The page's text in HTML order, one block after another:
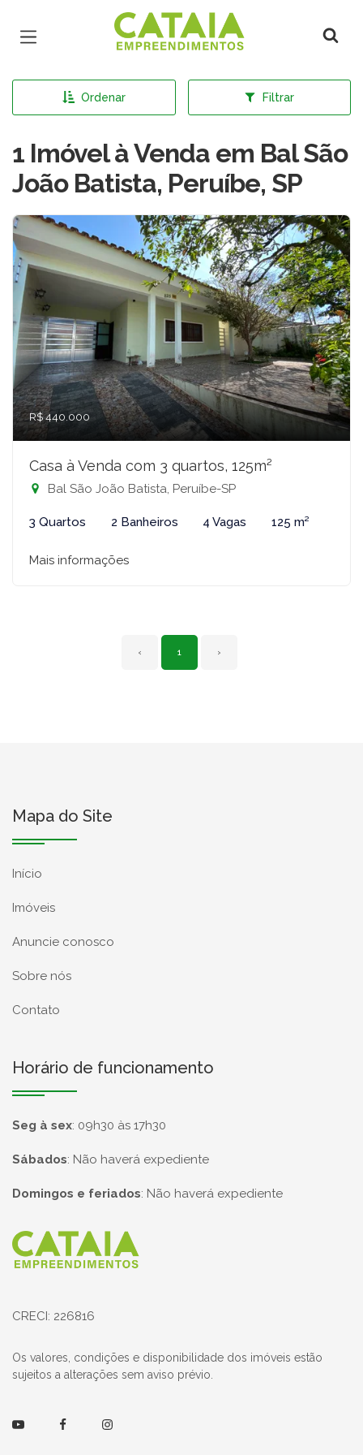
Página inicial
Ordenar Filtrar
1 Imóvel à Venda em Bal São
João Batista, Peruíbe, SP
R$ 440.000
Casa à Venda com 3 quartos, 125m²
Bal São João Batista, Peruíbe-SP
3 Quartos 2 Banheiros 4 Vagas 125 m²
Mais informações
‹ 1 ›
Mapa do Site
Início
Imóveis
Anuncie conosco
Sobre nós
Contato
Horário de funcionamento
Seg à sex: 09h30 às 17h30
Sábados: Não haverá expediente
Domingos e feriados: Não haverá expediente
Página inicial
CRECI: 226816
Os valores, condições e disponibilidade dos imóveis estão
sujeitos a alterações sem aviso prévio.
YoutubeFacebookInstagram